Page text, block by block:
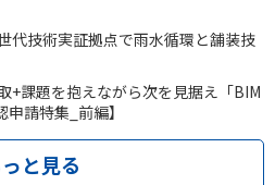
代技術実証拠点で雨水循環と舗装技
+課題を抱えながら次を見据え「BIM
請特集_前編】
と見る